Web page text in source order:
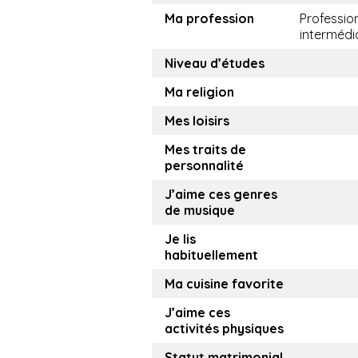
Ma profession
Niveau d’études
Ma religion
Mes loisirs
Mes traits de
personnalité
J’aime ces genres
de musique
Je lis
habituellement
Ma cuisine favorite
J’aime ces
activités physiques